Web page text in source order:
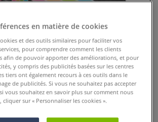
en matière de cookies
et des outils similaires pour faciliter vos
pour comprendre comment les clients
afin de pouvoir apporter des améliorations, et pour
y compris des publicités basées sur les centres
tiers ont également recours à ces outils dans le
de publicités. Si vous ne souhaitez pas accepter
vous souhaitez en savoir plus sur comment nous
sur « Personnaliser les cookies ».